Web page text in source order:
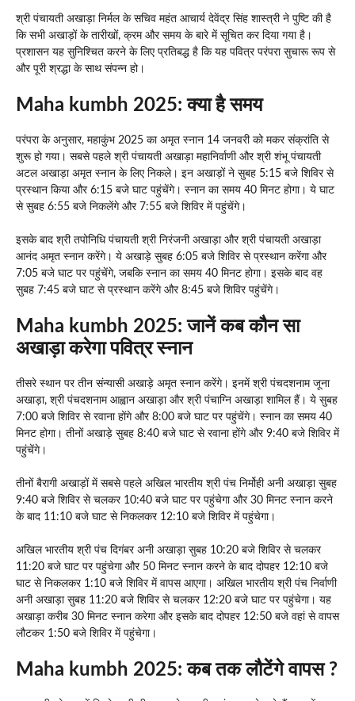
श्री पंचायती अखाड़ा निर्मल के सचिव महंत आचार्य देवेंद्र सिंह शास्त्री ने पुष्टि की है
कि सभी अखाड़ों के तारीखों, क्रम और समय के बारे में सूचित कर दिया गया है।
प्रशासन यह सुनिश्चित करने के लिए प्रतिबद्ध है कि यह पवित्र परंपरा सुचारू रूप से
और पूरी श्रद्धा के साथ संपन्न हो।
Maha kumbh 2025: क्या है समय
परंपरा के अनुसार, महाकुंभ 2025 का अमृत स्नान 14 जनवरी को मकर संक्रांति से
शुरू हो गया। सबसे पहले श्री पंचायती अखाड़ा महानिर्वाणी और श्री शंभू पंचायती
अटल अखाड़ा अमृत स्नान के लिए निकले। इन अखाड़ों ने सुबह 5:15 बजे शिविर से
प्रस्थान किया और 6:15 बजे घाट पहुंचेंगे। स्नान का समय 40 मिनट होगा। ये घाट
से सुबह 6:55 बजे निकलेंगे और 7:55 बजे शिविर में पहुंचेंगे।
इसके बाद श्री तपोनिधि पंचायती श्री निरंजनी अखाड़ा और श्री पंचायती अखाड़ा
आनंद अमृत स्नान करेंगे। ये अखाड़े सुबह 6:05 बजे शिविर से प्रस्थान करेंगा और
7:05 बजे घाट पर पहुंचेंगे, जबकि स्नान का समय 40 मिनट होगा। इसके बाद वह
सुबह 7:45 बजे घाट से प्रस्थान करेंगे और 8:45 बजे शिविर पहुंचेंगे।
Maha kumbh 2025: जानें कब कौन सा
अखाड़ा करेगा पवित्र स्नान
तीसरे स्थान पर तीन संन्यासी अखाड़े अमृत स्नान करेंगे। इनमें श्री पंचदशनाम जूना
अखाड़ा, श्री पंचदशनाम आह्वान अखाड़ा और श्री पंचाग्नि अखाड़ा शामिल हैं। ये सुबह
7:00 बजे शिविर से रवाना होंगे और 8:00 बजे घाट पर पहुंचेंगे। स्नान का समय 40
मिनट होगा। तीनों अखाड़े सुबह 8:40 बजे घाट से रवाना होंगे और 9:40 बजे शिविर में
पहुंचेंगे।
तीनों बैरागी अखाड़ों में सबसे पहले अखिल भारतीय श्री पंच निर्मोही अनी अखाड़ा सुबह
9:40 बजे शिविर से चलकर 10:40 बजे घाट पर पहुंचेगा और 30 मिनट स्नान करने
के बाद 11:10 बजे घाट से निकलकर 12:10 बजे शिविर में पहुंचेगा।
अखिल भारतीय श्री पंच दिगंबर अनी अखाड़ा सुबह 10:20 बजे शिविर से चलकर
11:20 बजे घाट पर पहुंचेगा और 50 मिनट स्नान करने के बाद दोपहर 12:10 बजे
घाट से निकलकर 1:10 बजे शिविर में वापस आएगा। अखिल भारतीय श्री पंच निर्वाणी
अनी अखाड़ा सुबह 11:20 बजे शिविर से चलकर 12:20 बजे घाट पर पहुंचेगा। यह
अखाड़ा करीब 30 मिनट स्नान करेगा और इसके बाद दोपहर 12:50 बजे वहां से वापस
लौटकर 1:50 बजे शिविर में पहुंचेगा।
Maha kumbh 2025:कब तक लौटेंगे वापस ?